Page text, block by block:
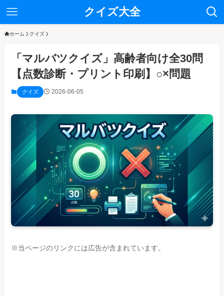
クイズ大全
ホーム クイズ
「マルバツクイズ」高齢者向け全30問
【点数診断・プリント印刷】○×問題
クイズ 2026-06-05
※当ページのリンクには広告が含まれています。